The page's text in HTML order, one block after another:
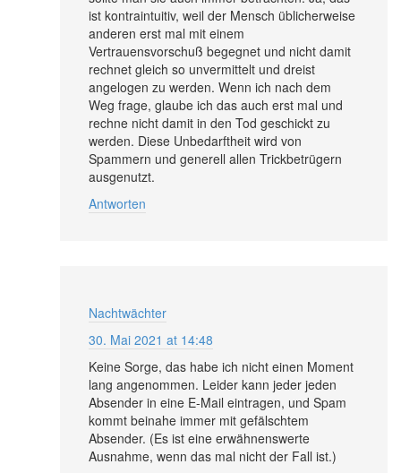
ist kontraintuitiv, weil der Mensch üblicherweise
anderen erst mal mit einem
Vertrauensvorschuß begegnet und nicht damit
rechnet gleich so unvermittelt und dreist
angelogen zu werden. Wenn ich nach dem
Weg frage, glaube ich das auch erst mal und
rechne nicht damit in den Tod geschickt zu
werden. Diese Unbedarftheit wird von
Spammern und generell allen Trickbetrügern
ausgenutzt.
Antworten
Nachtwächter
30. Mai 2021 at 14:48
Keine Sorge, das habe ich nicht einen Moment
lang angenommen. Leider kann jeder jeden
Absender in eine E-Mail eintragen, und Spam
kommt beinahe immer mit gefälschtem
Absender. (Es ist eine erwähnenswerte
Ausnahme, wenn das mal nicht der Fall ist.)